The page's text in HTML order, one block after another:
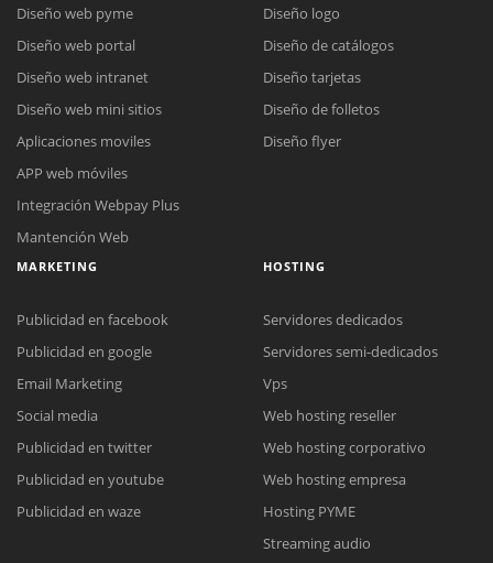
Reunión online
Nuestros ejecutivos le enviarán un correo electrónico con el enlace a
Meet para la reunión online.
Cotización
Complete el formulario y nos contactaremos a la brevedad.
Chat Online
para enviarnos un correo electrónico con sus datos personales.
Diseño web pyme
Diseño web portal
Diseño web intranet
Diseño web mini sitios
Aplicaciones moviles
APP web móviles
Integración Webpay Plus
Mantención Web
Diseño logo
Diseño de catálogos
Diseño tarjetas
Diseño de folletos
Diseño flyer
MARKETING
Publicidad en facebook
Publicidad en google
Email Marketing
Social media
Publicidad en twitter
Publicidad en youtube
Publicidad en waze
HOSTING
Servidores dedicados
Servidores semi-dedicados
Vps
Web hosting reseller
Web hosting corporativo
Web hosting empresa
Hosting PYME
Streaming audio